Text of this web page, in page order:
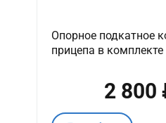
Опорное подкатное
прицепа в
2 800